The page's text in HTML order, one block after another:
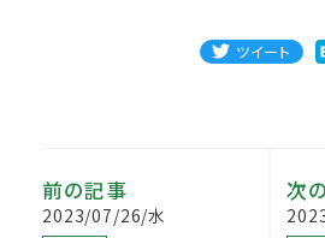
ツイート
前の記事
2023/07/26/水
次